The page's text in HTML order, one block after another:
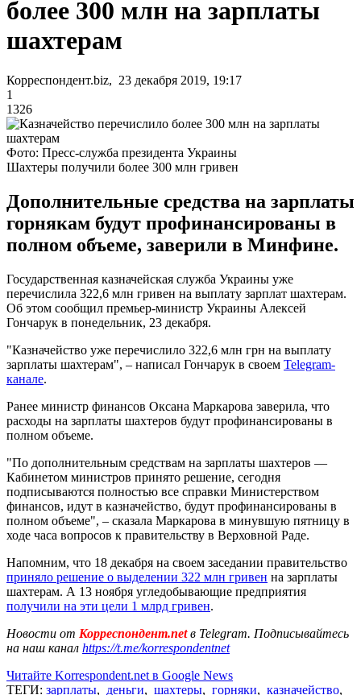
более 300 млн на зарплаты
шахтерам
Корреспондент.biz, 23 декабря 2019, 19:17
1
1326
Фото: Пресс-служба президента Украины
Шахтеры получили более 300 млн гривен
Дополнительные средства на зарплаты
горнякам будут профинансированы в
полном объеме, заверили в Минфине.
Государственная казначейская служба Украины уже
перечислила 322,6 млн гривен на выплату зарплат шахтерам.
Об этом сообщил премьер-министр Украины Алексей
Гончарук в понедельник, 23 декабря.
"Казначейство уже перечислило 322,6 млн грн на выплату
зарплаты шахтерам", – написал Гончарук в своем Telegram-
канале.
Ранее министр финансов Оксана Маркарова заверила, что
расходы на зарплаты шахтеров будут профинансированы в
полном объеме.
"По дополнительным средствам на зарплаты шахтеров —
Кабинетом министров принято решение, сегодня
подписываются полностью все справки Министерством
финансов, идут в казначейство, будут профинансированы в
полном объеме", – сказала Маркарова в минувшую пятницу в
ходе часа вопросов к правительству в Верховной Раде.
Напомним, что 18 декабря на своем заседании правительство
приняло решение о выделении 322 млн гривен на зарплаты
шахтерам. А 13 ноября угледобывающие предприятия
получили на эти цели 1 млрд гривен.
Новости от Корреспондент.netв Telegram. Подписывайтесь
на наш канал https://t.me/korrespondentnet
Читайте Korrespondent.net в Google News
ТЕГИ: зарплаты, деньги, шахтеры, горняки, казначейство,